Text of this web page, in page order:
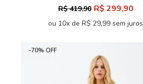
R$ 419,90 R$ 299,90
ou 10x de R$ 29,99 sem juros
-70% OFF